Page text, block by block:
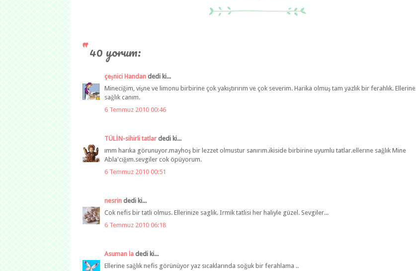
40 yorum:
çeşnici Handan dedi ki...
Mineciğim, vişne ve limonu birbirine çok yakıştırırım ve çok severim. Harika olmuş tam yazlık bir ferahlık. Ellerine
sağlık canım.
6 Temmuz 2010 00:46
TÜLİN-sihirli tatlar dedi ki...
ımm harıka görunuyor.mayhoş bir lezzet olmustur sanırım.ikiside birbirine uyumlu tatlar.ellerıne sağlık Mine
Abla'cığım.sevgiler cok öpüyorum.
6 Temmuz 2010 00:51
nesrin dedi ki...
Cok nefis bir tatli olmus. Ellerinize saglik. Irmik tatlisi her haliyle güzel. Sevgiler...
6 Temmuz 2010 06:18
Asuman la dedi ki...
Ellerine sağlık nefis görünüyor yaz sıcaklarında soğuk bir ferahlama ..